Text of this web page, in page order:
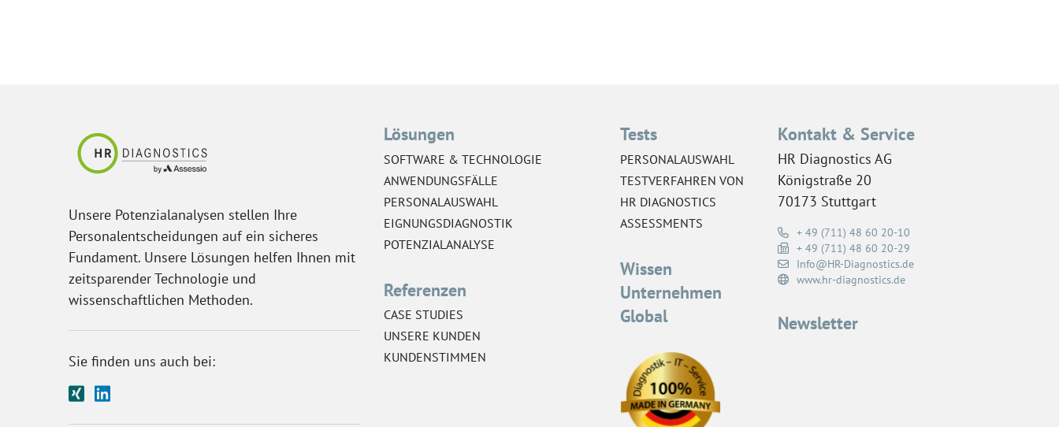
Unsere Potenzialanalysen stellen Ihre
Personalentscheidungen auf ein sicheres
Fundament. Unsere Lösungen helfen Ihnen mit
zeitsparender Technologie und
wissenschaftlichen Methoden.
Sie finden uns auch bei:
Lösungen
SOFTWARE & TECHNOLOGIE
ANWENDUNGSFÄLLE
PERSONALAUSWAHL
EIGNUNGSDIAGNOSTIK
POTENZIALANALYSE
Referenzen
CASE STUDIES
UNSERE KUNDEN
KUNDENSTIMMEN
Tests
PERSONALAUSWAHL
TESTVERFAHREN VON
HR DIAGNOSTICS
ASSESSMENTS
Wissen
Unternehmen
Global
Kontakt & Service
HR Diagnostics AG
Königstraße 20
70173 Stuttgart
+ 49 (711) 48 60 20-10
+ 49 (711) 48 60 20-29
Info@HR-Diagnostics.de
www.hr-diagnostics.de
Newsletter